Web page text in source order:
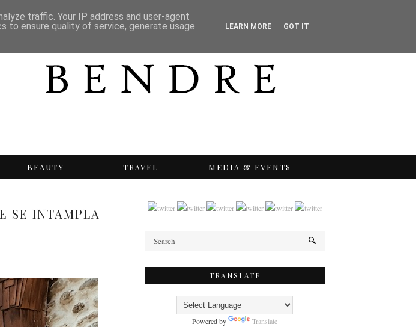
BEAUTY TRAVEL MEDIA & EVENTS
SE INTAMPLA
TRANSLATE
Powered by Translate
traffic. Your IP address and user-agent
to ensure quality of service, generate usage
LEARN MORE GOT IT